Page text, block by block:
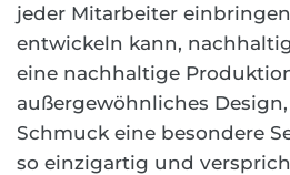
jeder Mitarbeiter
entwickeln kann,
eine nachhaltige
außergewöhnliches
Schmuck eine besondere
so einzigartig und